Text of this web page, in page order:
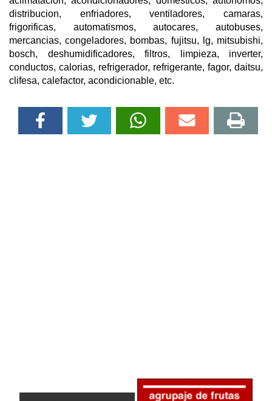
distribucion, enfriadores, ventiladores, camaras,
frigorificas, automatismos, autocares, autobuses,
mercancias, congeladores, bombas, fujitsu, lg, mitsubishi,
bosch, deshumidificadores, filtros, limpieza, inverter,
conductos, calorias, refrigerador, refrigerante, fagor, daitsu,
clifesa, calefactor, acondicionable, etc.